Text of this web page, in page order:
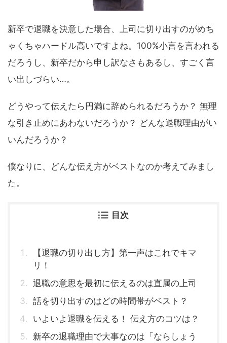
新卒で退職を決意した場合、上司に切り出すのがめち
ゃくちゃハードル高いですよね。100%小言を言われる
だろうし、新卒だから申し訳なさもあるし、すごく言
い出しづらい…。
どうやって伝えたら円満に辞められるだろうか？ 無理
な引き止めにあわないだろうか？ どんな退職理由がい
いんだろうか？
僕なりに、どんな伝え方がベストなのか考えてみまし
た。
目次
【退職の切り出し方】第一声はこれでキマ
リ！
退職の意思を最初に伝えるのは直属の上司
話を切り出すのはどの時間帯がベスト？
いよいよ退職を伝える！ 伝え方のコツは？
新卒の退職理由で大事なのは「ならしょう